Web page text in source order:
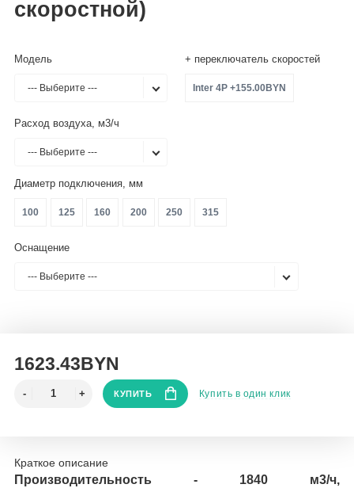
скоростной)
Модель
--- Выберите ---
+ переключатель скоростей
Inter 4P +155.00BYN
Расход воздуха, м3/ч
--- Выберите ---
Диаметр подключения, мм
100 125 160 200 250 315
Оснащение
--- Выберите ---
1623.43BYN
КУПИТЬ Купить в один клик
Краткое описание
Производительность - 1840 м3/ч,